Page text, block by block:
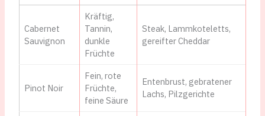
Cabernet
Sauvignon
Kräftig,
Tannin,
dunkle
Früchte
Steak, Lammkoteletts,
gereifter Cheddar
Pinot Noir
Fein, rote
Früchte,
feine Säure
Entenbrust, gebratener
Lachs, Pilzgerichte